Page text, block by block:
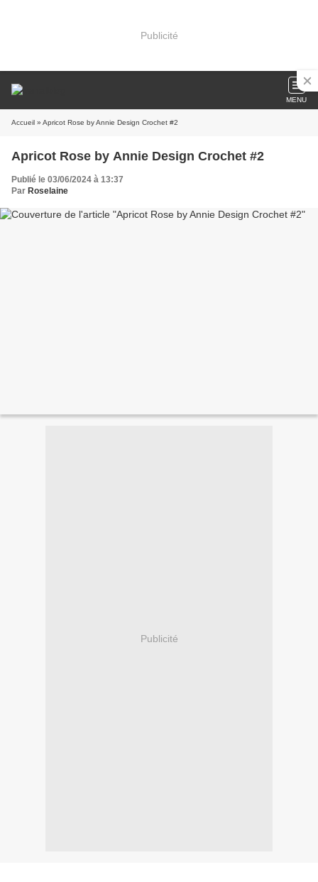
Publicité
MENU
Accueil » Apricot Rose by Annie Design Crochet #2
Apricot Rose by Annie Design Crochet #2
Publié le 03/06/2024 à 13:37
Par Roselaine
Publicité